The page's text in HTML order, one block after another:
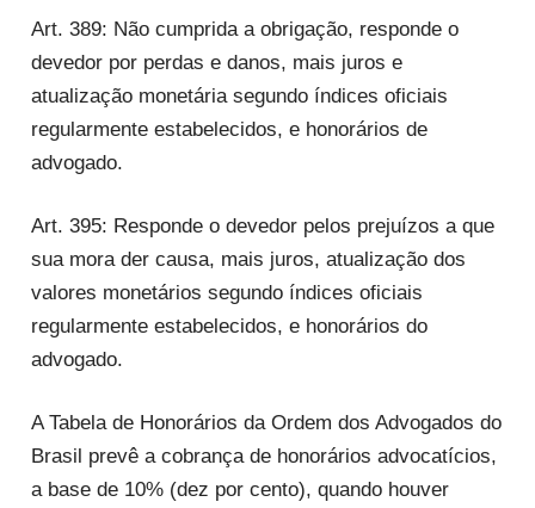
Art. 389: Não cumprida a obrigação, responde o
devedor por perdas e danos, mais juros e
atualização monetária segundo índices oficiais
regularmente estabelecidos, e honorários de
advogado.
Art. 395: Responde o devedor pelos prejuízos a que
sua mora der causa, mais juros, atualização dos
valores monetários segundo índices oficiais
regularmente estabelecidos, e honorários do
advogado.
A Tabela de Honorários da Ordem dos Advogados do
Brasil prevê a cobrança de honorários advocatícios,
a base de 10% (dez por cento), quando houver